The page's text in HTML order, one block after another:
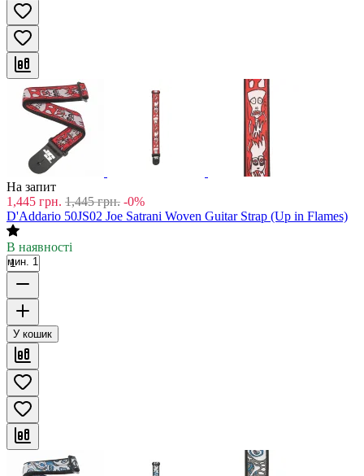
На запит
1,445 грн. 1,445 грн. -0%
D'Addario 50JS02 Joe Satrani Woven Guitar Strap (Up in Flames)
В наявності
мин. 1
У кошик